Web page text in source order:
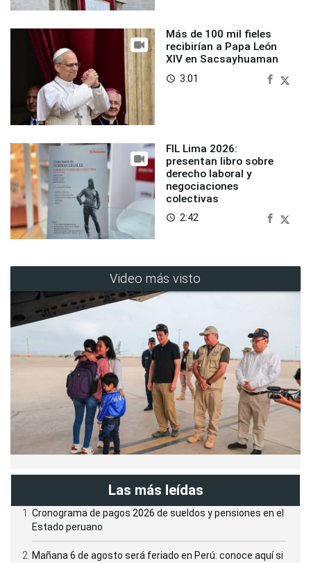
Más de 100 mil fieles
recibirían a Papa León
XIV en Sacsayhuaman
access_time 3:01
FIL Lima 2026:
presentan libro sobre
derecho laboral y
negociaciones
colectivas
access_time 2:42
Video más visto
Las más leídas
Cronograma de pagos 2026 de sueldos y pensiones en el
Estado peruano
Mañana 6 de agosto será feriado en Perú: conoce aquí si